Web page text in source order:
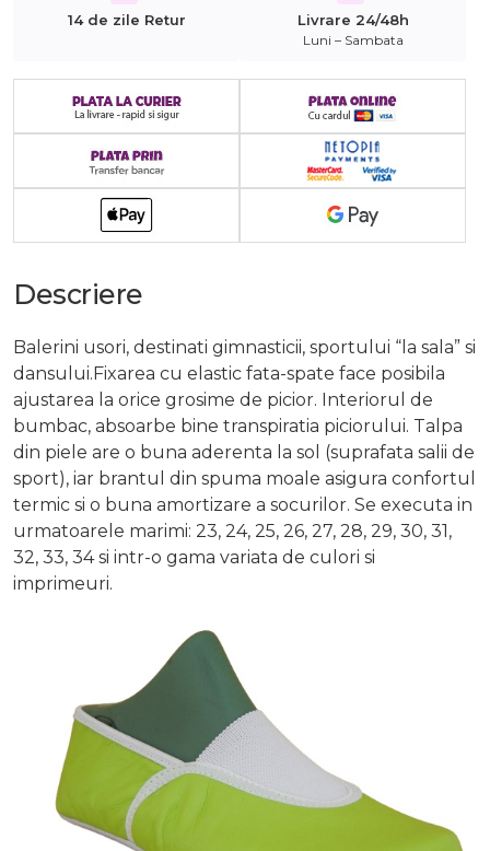
14 de zile Retur Livrare 24/48h
Luni – Sambata
Descriere
Balerini usori, destinati gimnasticii, sportului “la sala” si
dansului.Fixarea cu elastic fata-spate face posibila
ajustarea la orice grosime de picior. Interiorul de
bumbac, absoarbe bine transpiratia piciorului. Talpa
din piele are o buna aderenta la sol (suprafata salii de
sport), iar brantul din spuma moale asigura confortul
termic si o buna amortizare a socurilor. Se executa in
urmatoarele marimi: 23, 24, 25, 26, 27, 28, 29, 30, 31,
32, 33, 34 si intr-o gama variata de culori si
imprimeuri.